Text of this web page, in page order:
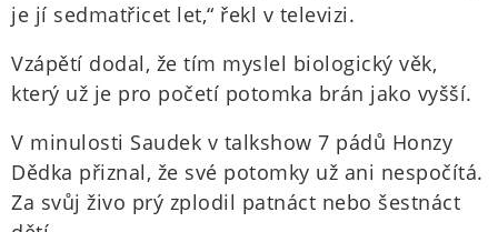
je jí sedmatřicet let,“ řekl v televizi.
Vzápětí dodal, že tím myslel biologický věk,
který už je pro početí potomka brán jako vyšší.
V minulosti Saudek v talkshow 7 pádů Honzy
Dědka přiznal, že své potomky už ani nespočítá.
Za svůj živo prý zplodil patnáct nebo šestnáct